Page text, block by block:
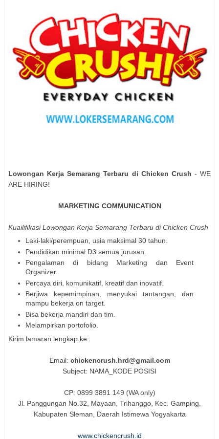
Lowongan Kerja Semarang Terbaru di Chicken Crush - WE
ARE HIRING!
MARKETING COMMUNICATION
KuailifikasiLowongan Kerja Semarang Terbaru di Chicken Crush
Laki-laki/perempuan, usia maksimal 30 tahun.
Pendidikan minimal D3 semua jurusan.
Pengalaman di bidang Marketing dan Event
Organizer.
Percaya diri, komunikatif, kreatif dan inovatif.
Berjiwa kepemimpinan, menyukai tantangan, dan
mampu bekerja on target.
Bisa bekerja mandiri dan tim.
Melampirkan portofolio.
Kirim lamaran lengkap ke:
Email: chickencrush.hrd@gmail.com
Subject: NAMA_KODE POSISI
CP: 0899 3891 149 (WA only)
Jl. Panggungan No.32, Mayaan, Trihanggo, Kec. Gamping,
Kabupaten Sleman, Daerah Istimewa Yogyakarta
www.chickencrush.id